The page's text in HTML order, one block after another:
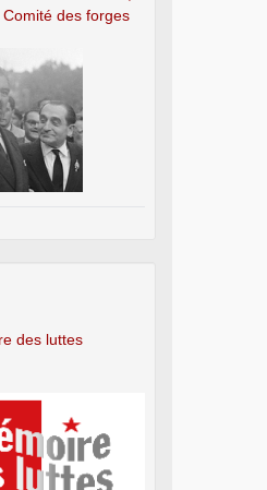
des forges
des luttes